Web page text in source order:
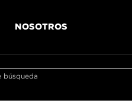
NOSOTROS
búsqueda